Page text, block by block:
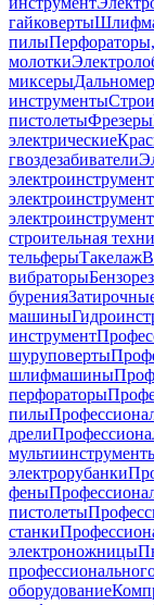
гайковерты
пилы
молотки
миксеры
инструменты
пистолетыФрезеры
электрические
гвоздезабиватели
строительная
тельферыТакелаж
вибраторы
бурения
машины
инструмент
шуруповерты
шлифмашины
перфораторы
пилы
дрели
электрорубанки
фены
пистолеты
станки
электроножницы
оборудование